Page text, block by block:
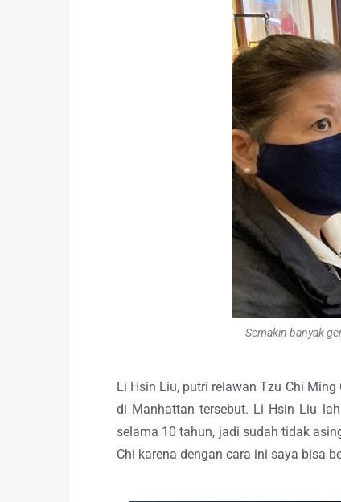
Semakin banyak
Li Hsin Liu, putri relawan Tzu Chi
di Manhattan tersebut. Li Hsin Liu
selama 10 tahun, jadi sudah tidak
Chi karena dengan cara ini saya bisa